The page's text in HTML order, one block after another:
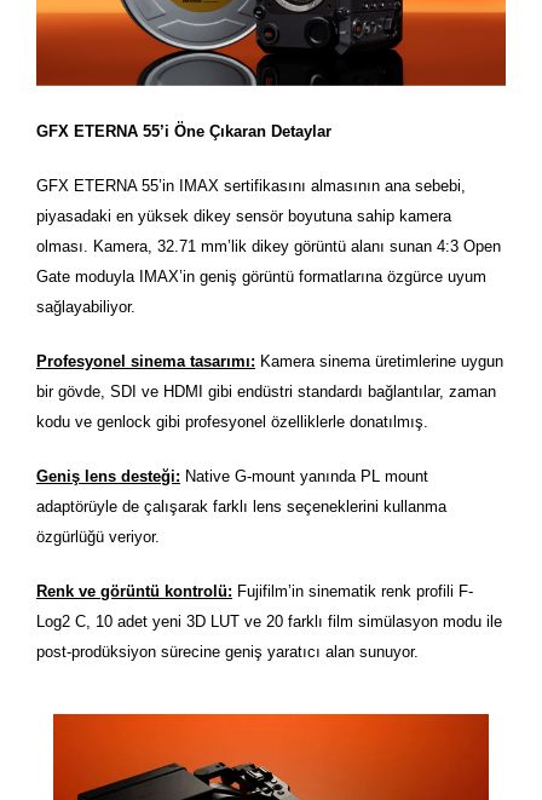
GFX ETERNA 55’i Öne Çıkaran Detaylar
GFX ETERNA 55’in IMAX sertifikasını almasının ana sebebi,
piyasadaki en yüksek dikey sensör boyutuna sahip kamera
olması. Kamera, 32.71 mm’lik dikey görüntü alanı sunan 4:3 Open
Gate moduyla IMAX’in geniş görüntü formatlarına özgürce uyum
sağlayabiliyor.
Profesyonel sinema tasarımı: Kamera sinema üretimlerine uygun
bir gövde, SDI ve HDMI gibi endüstri standardı bağlantılar, zaman
kodu ve genlock gibi profesyonel özelliklerle donatılmış.
Geniş lens desteği: Native G-mount yanında PL mount
adaptörüyle de çalışarak farklı lens seçeneklerini kullanma
özgürlüğü veriyor.
Renk ve görüntü kontrolü: Fujifilm’in sinematik renk profili F-
Log2 C, 10 adet yeni 3D LUT ve 20 farklı film simülasyon modu ile
post-prodüksiyon sürecine geniş yaratıcı alan sunuyor.